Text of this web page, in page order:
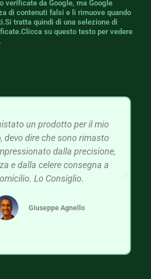
verificate da Google, ma Google
di contenuti falsi e li rimuove quando
tratta quindi di una selezione di
su questo testo per vedere
un prodotto per il mio
devo dire che sono rimasto
dalla precisione,
e dalla celere consegna a
Lo Consiglio.
Giuseppe Agnello